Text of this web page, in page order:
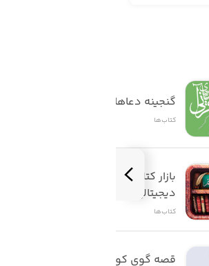
گنجینه دعاهای قرآنی
کتاب‌ها
دیجیتالی ghbook)
کتاب‌ها